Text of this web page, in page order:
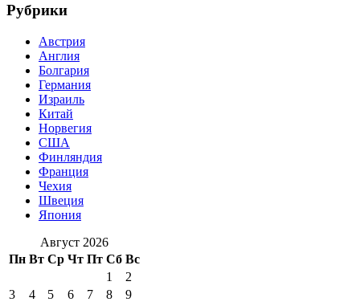
Рубрики
Австрия
Англия
Болгария
Германия
Израиль
Китай
Норвегия
США
Финляндия
Франция
Чехия
Швеция
Япония
Август 2026
Пн Вт Ср Чт Пт Сб Вс
1
2
3
4 5 6 7 8
9